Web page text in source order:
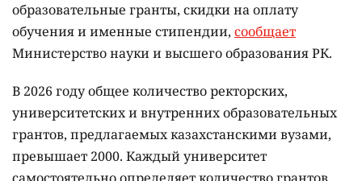
образовательные гранты, скидки на оплату
обучения и именные стипендии, сообщает
Министерство науки и высшего образования РК.
В 2026 году общее количество ректорских,
университетских и внутренних образовательных
грантов, предлагаемых казахстанскими вузами,
превышает 2000. Каждый университет